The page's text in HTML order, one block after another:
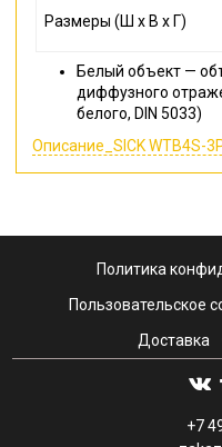
Размеры (Ш x В x Г)
Белый объект —
диффузного
белого, DIN 5033)
Описание_SICK WTB4S-
Политика
Пользовательское
Доставка
+7